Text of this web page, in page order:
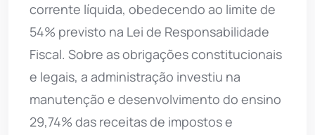
corrente líquida, obedecendo ao limite de
54% previsto na Lei de Responsabilidade
Fiscal. Sobre as obrigações constitucionais
e legais, a administração investiu na
manutenção e desenvolvimento do ensino
29,74% das receitas de impostos e